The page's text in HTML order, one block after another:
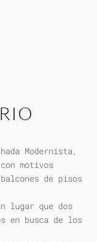
Modernista,
motivos
de pisos
lugar que dos
en busca de los